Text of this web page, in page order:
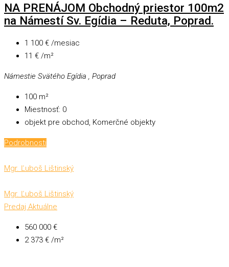
NA PRENÁJOM Obchodný priestor 100m2
na Námestí Sv. Egídia – Reduta, Poprad.
1 100 € /mesiac
11 € /m²
Námestie Svätého Egídia , Poprad
100 m²
Miestnosť: 0
objekt pre obchod, Komerčné objekty
Podrobnosti
Mgr. Ľuboš Lištinský
Mgr. Ľuboš Lištinský
Predaj Aktuálne
560 000 €
2 373 € /m²